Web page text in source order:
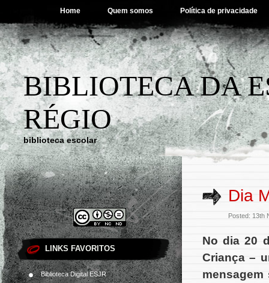
Home Quem somos Política de privacidade
BIBLIOTECA DA
RÉGIO
biblioteca escolar
LINKS FAVORITOS
Biblioteca Digital ESJR
Dia
Posted: 13th
No dia 20
Criança –
mensagem